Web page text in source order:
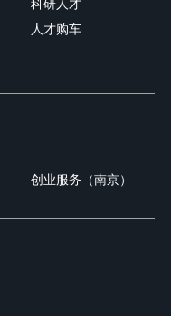
人才购车
创业服务（南京）